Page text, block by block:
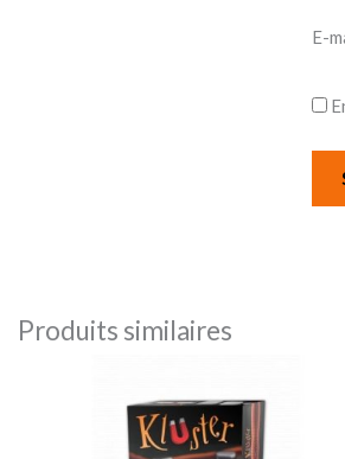
E-
Produits similaires